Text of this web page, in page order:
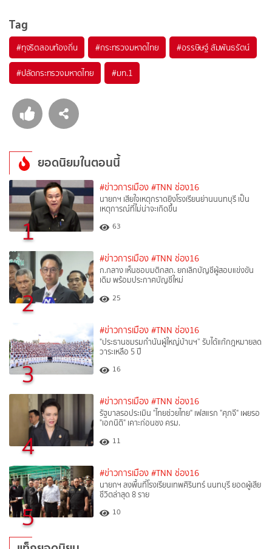
Tag
#ทุจริตสอบท้องถิ่น #กระทรวงมหาดไทย #อรรษิษฐ์ สัมพันธรัตน์
#ปลัดกระทรวงมหาดไทย #มท.1
ยอดนิยมในตอนนี้
1
#ข่าวการเมือง #TNN ช่อง16
นายกฯ เสียใจเหตุกราดยิงโรงเรียนย่านนนทบุรี เป็น
เหตุการณ์ที่ไม่น่าจะเกิดขึ้น
63
2
#ข่าวการเมือง #TNN ช่อง16
ก.กลาง เห็นชอบมติกสถ. ยกเลิกบัญชีผู้สอบแข่งขัน
เดิม พร้อมประกาศบัญชีใหม่
25
3
#ข่าวการเมือง #TNN ช่อง16
"ประธานชมรมกำนันผู้ใหญ่บ้านฯ” รับได้แก้กฎหมายลด
วาระเหลือ 5 ปี
16
4
#ข่าวการเมือง #TNN ช่อง16
รัฐบาลรอประเมิน "ไทยช่วยไทย" เฟสแรก "ศุภจี" เผยรอ
"เอกนิติ" เคาะก่อนชง ครม.
11
5
#ข่าวการเมือง #TNN ช่อง16
นายกฯ ลงพื้นที่โรงเรียนเทพศิรินทร์ นนทบุรี ยอดผู้เสีย
ชีวิตล่าสุด 8 ราย
10